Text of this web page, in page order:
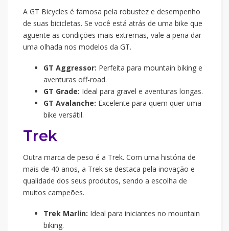
A GT Bicycles é famosa pela robustez e desempenho
de suas bicicletas. Se você está atrás de uma bike que
aguente as condições mais extremas, vale a pena dar
uma olhada nos modelos da GT.
GT Aggressor: Perfeita para mountain biking e
aventuras off-road.
GT Grade: Ideal para gravel e aventuras longas.
GT Avalanche: Excelente para quem quer uma
bike versátil.
Trek
Outra marca de peso é a Trek. Com uma história de
mais de 40 anos, a Trek se destaca pela inovação e
qualidade dos seus produtos, sendo a escolha de
muitos campeões.
Trek Marlin: Ideal para iniciantes no mountain
biking.